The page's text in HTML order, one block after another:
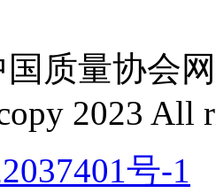
质量协会
2023 All
号-1